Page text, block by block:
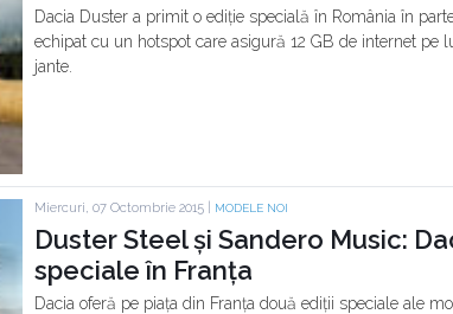
Dacia Duster a primit o ediție specială în România în
echipat cu un hotspot care asigură 12 GB de internet
jante.
Miercuri, 07 Octombrie 2015 | MODELE NOI
Duster Steel și Sandero Music:
speciale în Franța
Dacia oferă pe piața din Franța două ediții speciale ale